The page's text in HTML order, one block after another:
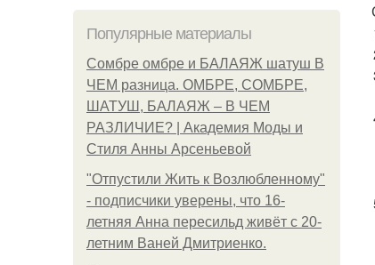
Популярные материалы
Сомбре омбре и БАЛАЯЖ шатуш В
ЧЕМ разница. ОМБРЕ, СОМБРЕ,
ШАТУШ, БАЛАЯЖ – В ЧЕМ
РАЗЛИЧИЕ? | Академия Моды и
Стиля Анны Арсеньевой
"Отпустили Жить к Возлюбленному"
- подписчики уверены, что 16-
летняя Анна пересильд живёт с 20-
летним Ваней Дмитриенко.